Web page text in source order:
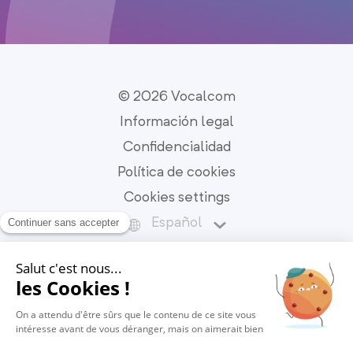
© 2026 Vocalcom
Información legal
Confidencialidad
Política de cookies
Cookies settings
Español